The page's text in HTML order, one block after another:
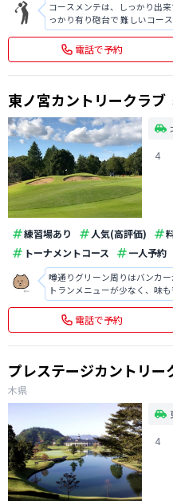
コースメンテは、しっかり出
っかり有り砲台で 難しいコー
と助かります。
電話で予約
東ノ宮カントリークラブ
4
練習場あり 人気(高評価)
トーナメントコース
一人予約
噂通りグリーン周りはバンカ
トランメニューが少なく、味も
電話で予約
プレステージカントリー
木県
4